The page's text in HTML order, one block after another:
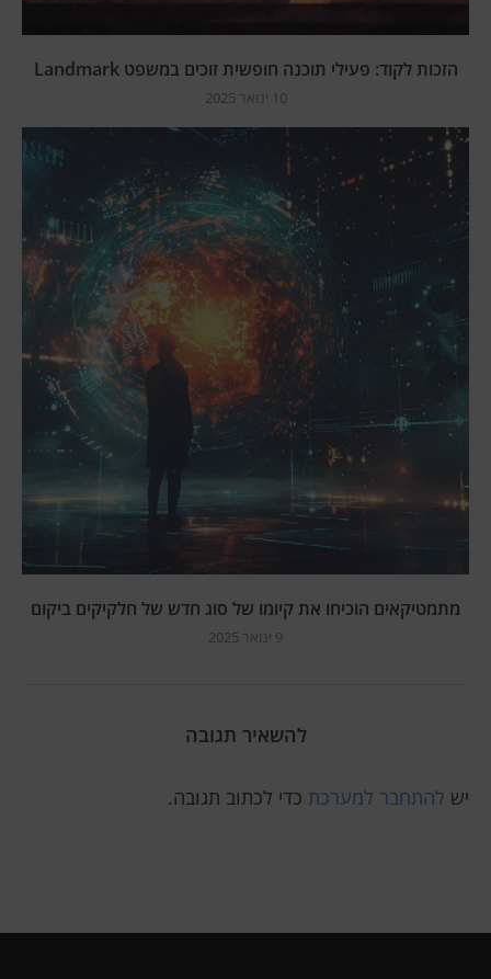
הזכות לקוד: פעילי תוכנה חופשית זוכים במשפט Landmark
10 ינואר 2025
מתמטיקאים הוכיחו את קיומו של סוג חדש של חלקיקים ביקום
9 ינואר 2025
להשאיר תגובה
יש להתחבר למערכת כדי לכתוב תגובה.